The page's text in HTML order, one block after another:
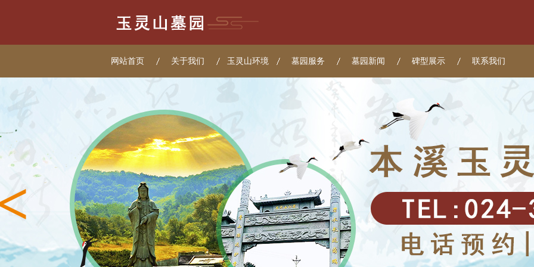
网站首页 关于我们 玉灵山环境 墓园服务 墓园新闻 碑型展示 联系我们